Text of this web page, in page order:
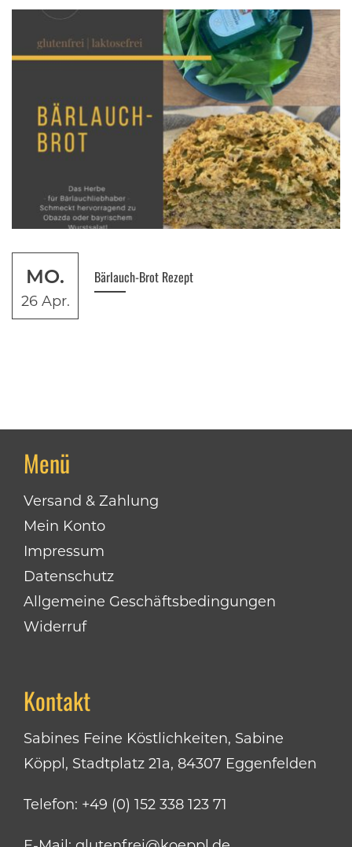
MO.
26 Apr.
Bärlauch-Brot Rezept
Menü
Versand & Zahlung
Mein Konto
Impressum
Datenschutz
Allgemeine Geschäftsbedingungen
Widerruf
Kontakt
Sabines Feine Köstlichkeiten, Sabine
Köppl, Stadtplatz 21a, 84307 Eggenfelden
Telefon: +49 (0) 152 338 123 71